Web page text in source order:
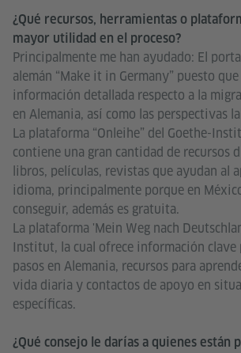
¿Qué recursos, herramientas o
mayor utilidad en el proceso?
Principalmente me han ayudado: El
alemán “Make it in Germany” puesto
información detallada respecto a la
en Alemania, así como las perspectivas
La plataforma “Onleihe” del Goethe-
contiene una gran cantidad de recursos
libros, películas, revistas que ayudan al
idioma, principalmente porque en
conseguir, además es gratuita.
La plataforma 'Mein Weg nach
Institut, la cual ofrece información clave
pasos en Alemania, recursos para
vida diaria y contactos de apoyo en
específicas.
¿Qué consejo le darías a quienes están